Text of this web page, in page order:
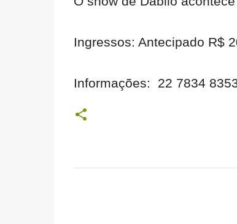
Ingressos: Antecipado R$
Informações: 22 7834